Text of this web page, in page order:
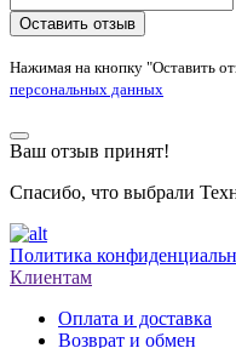
Оставить отзыв
Нажимая на кнопку "Оставить
персональных данных
Ваш отзыв принят!
Спасибо, что выбрали
Политика
Клиентам
Оплата и доставка
Возврат и обмен